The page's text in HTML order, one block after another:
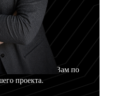
и я помогу Вам по
проекта.